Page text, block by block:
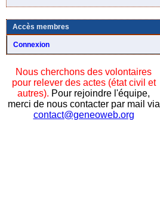
Accès membres
Connexion
Nous cherchons des volontaires
pour relever des actes (état civil et
autres). Pour rejoindre l'équipe,
merci de nous contacter par mail via
contact@geneoweb.org